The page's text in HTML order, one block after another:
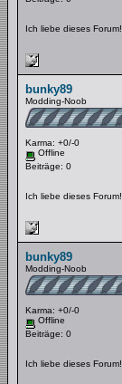
Ich liebe dieses Forum!
bunky89
Modding-Noob
Karma: +0/-0
Offline
Beiträge: 0
Ich liebe dieses Forum!
bunky89
Modding-Noob
Karma: +0/-0
Offline
Beiträge: 0
Ich liebe dieses Forum!